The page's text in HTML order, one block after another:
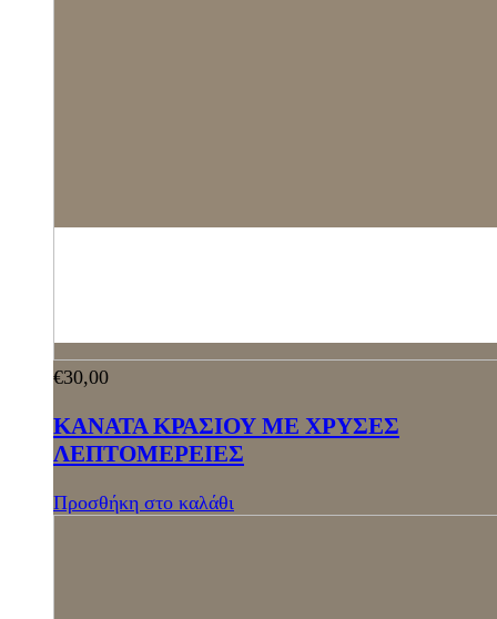
€30,00
ΚΑΝΑΤΑ ΚΡΑΣΙΟΥ ΜΕ ΧΡΥΣΕΣ
ΛΕΠΤΟΜΕΡΕΙΕΣ
Προσθήκη στο καλάθι